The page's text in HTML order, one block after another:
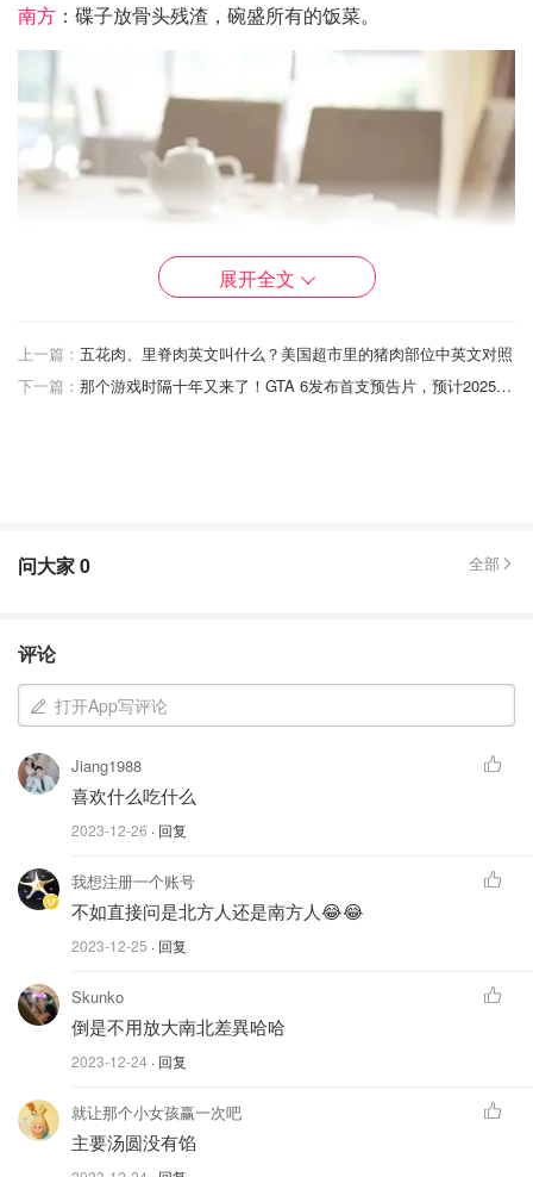
南方 ：碟子放骨头残渣，碗盛所有的饭菜。
“头皮屑”都兴奋得不行！
但这种干冷的天气，只要捂得够厚还是能抗冻的。
南方：没有暖气的南方室内比室外还冷，在家都是里三层外
冷的南方人就靠一身正气过冬！
关于蟑螂
南方的蟑螂可能是北方壮汉都会被吓到的程度......
南方：在南方看到蟑螂的概率那可就大多了！南方的蟑螂个
头还很大，是北方蟑螂的三四倍。关键是它们还会飞！！真
的很可怕。
展开全文
上一篇： 五花肉、里脊肉英文叫什么？美国超市里的猪肉部位中英文对照
下一篇：
那个游戏时隔十年又来了！GTA 6发布首支预告片，预计2025发售！还是熟悉的感觉！
问大家0 全部
评论
打开App写评论
Jiang1988
喜欢什么吃什么
2023-12-26 · 回复
我想注册一个账号
不如直接问是北方人还是南方人😂😂
2023-12-25 · 回复
Skunko
倒是不用放大南北差異哈哈
2023-12-24 · 回复
就让那个小女孩赢一次吧
主要汤圆没有馅